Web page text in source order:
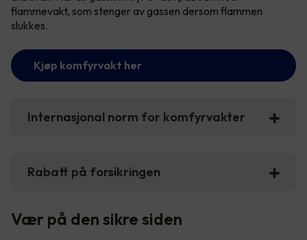
flammevakt, som stenger av gassen dersom flammen
slukkes.
Kjøp komfyrvakt her
Internasjonal norm for komfyrvakter
Rabatt på forsikringen
Vær på den sikre siden